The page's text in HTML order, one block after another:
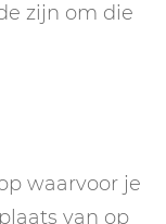
zijn om die
waarvoor je
van op